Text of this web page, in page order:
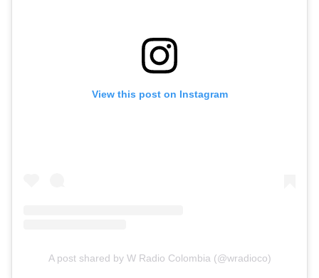
View this post on Instagram
A post shared by W Radio Colombia (@wradioco)